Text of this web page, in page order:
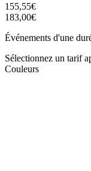
155,55€
183,00€
Événements d'une
Sélectionnez un tarif
Couleurs